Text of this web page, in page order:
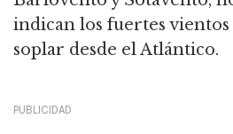
indican los fuertes
soplar desde el Atlántico.
PUBLICIDAD